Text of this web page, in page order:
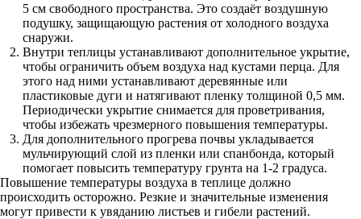
5 см свободного пространства. Это создаёт воздушную
подушку, защищающую растения от холодного воздуха
снаружи.
Внутри теплицы устанавливают дополнительное укрытие,
чтобы ограничить объем воздуха над кустами перца. Для
этого над ними устанавливают деревянные или
пластиковые дуги и натягивают пленку толщиной 0,5 мм.
Периодически укрытие снимается для проветривания,
чтобы избежать чрезмерного повышения температуры.
Для дополнительного прогрева почвы укладывается
мульчирующий слой из пленки или спанбонда, который
помогает повысить температуру грунта на 1-2 градуса.
Повышение температуры воздуха в теплице должно
происходить осторожно. Резкие и значительные изменения
могут привести к увяданию листьев и гибели растений.